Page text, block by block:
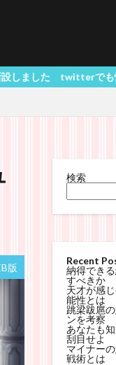
でも情報を発信して
版
検索
Recent
納得でき
すべきか
天才が感
能性とは
跳梁跋扈
ンを考察
あなたも
刮目せよ
マイナー
戦術とは